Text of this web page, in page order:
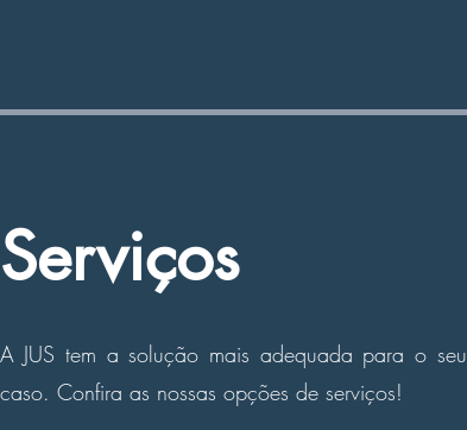
Serviços
A JUS tem a solução mais adequada para o seu
caso. Confira as nossas opções de serviços!